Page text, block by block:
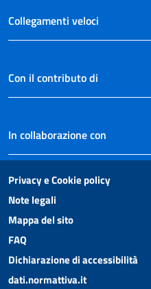
Collegamenti veloci
Con il contributo di
In collaborazione con
Privacy e Cookie policy
Note legali
Mappa del sito
FAQ
Dichiarazione di accessibilità
dati.normattiva.it